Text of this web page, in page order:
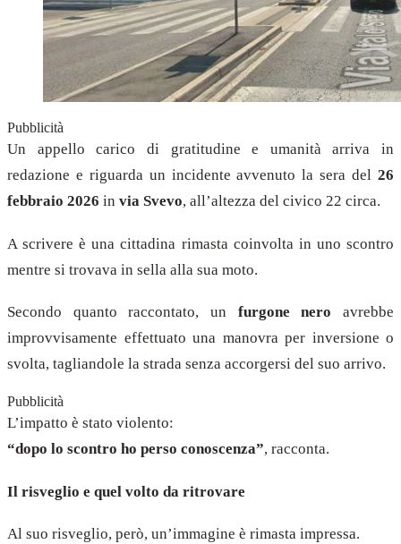
Pubblicità
Un appello carico di gratitudine e umanità arriva in
redazione e riguarda un incidente avvenuto la sera del 26
febbraio 2026 in via Svevo, all’altezza del civico 22 circa.
A scrivere è una cittadina rimasta coinvolta in uno scontro
mentre si trovava in sella alla sua moto.
Secondo quanto raccontato, un furgone nero avrebbe
improvvisamente effettuato una manovra per inversione o
svolta, tagliandole la strada senza accorgersi del suo arrivo.
Pubblicità
L’impatto è stato violento:
“dopo lo scontro ho perso conoscenza”, racconta.
Il risveglio e quel volto da ritrovare
Al suo risveglio, però, un’immagine è rimasta impressa.